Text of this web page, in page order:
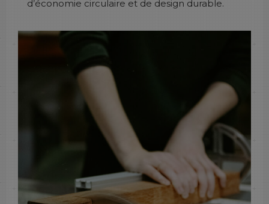
d’économie circulaire et de design durable.